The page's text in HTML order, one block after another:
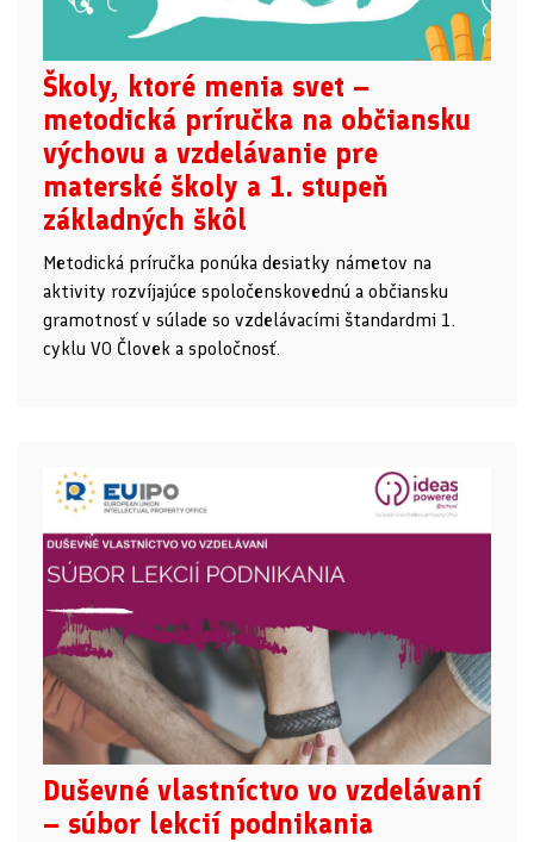
Školy, ktoré menia svet –
metodická príručka na občiansku
výchovu a vzdelávanie pre
materské školy a 1. stupeň
základných škôl
Metodická príručka ponúka desiatky námetov na
aktivity rozvíjajúce spoločenskovednú a občiansku
gramotnosť v súlade so vzdelávacími štandardmi 1.
cyklu VO Človek a spoločnosť.
Duševné vlastníctvo vo vzdelávaní
– súbor lekcií podnikania